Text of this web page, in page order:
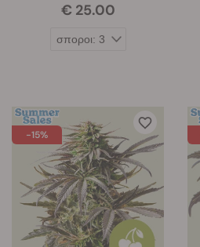
€ 25.00
-15%